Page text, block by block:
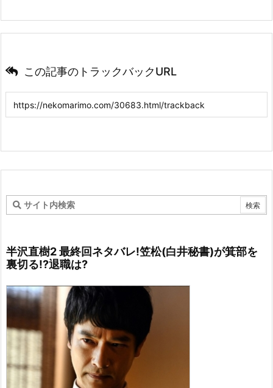
この記事のトラックバックURL
半沢直樹2 最終回ネタバレ!笠松(白井秘書)が箕部を
裏切る!?退職は?